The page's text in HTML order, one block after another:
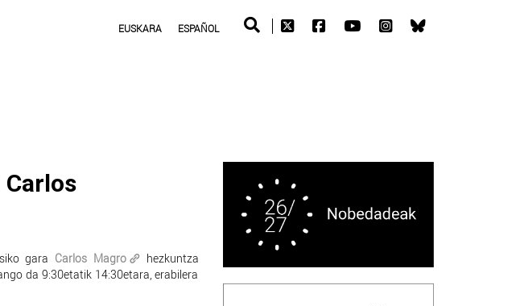
EUSKARA ESPAÑOL
Carlos
gara Carlos Magro
hezkuntza
da 9:30etatik 14:30etara, erabilera